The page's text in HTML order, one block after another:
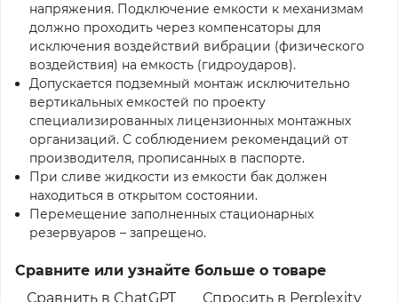
напряжения. Подключение емкости к механизмам
должно проходить через компенсаторы для
исключения воздействий вибрации (физического
воздействия) на емкость (гидроударов).
Допускается подземный монтаж исключительно
вертикальных емкостей по проекту
специализированных лицензионных монтажных
организаций. С соблюдением рекомендаций от
производителя, прописанных в паспорте.
При сливе жидкости из емкости бак должен
находиться в открытом состоянии.
Перемещение заполненных стационарных
резервуаров – запрещено.
Сравните или узнайте больше о товаре
Сравнить в ChatGPT
Спросить в Perplexity